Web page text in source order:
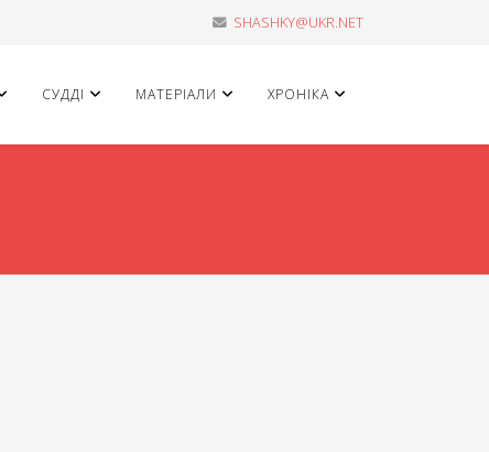
SHASHKY@UKR.NET
СУДДІ МАТЕРІАЛИ ХРОНІКА